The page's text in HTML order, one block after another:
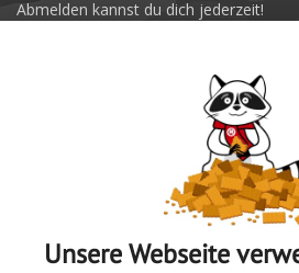
Abmelden kannst du dich jederzeit!
Absenden
Unsere Webseite